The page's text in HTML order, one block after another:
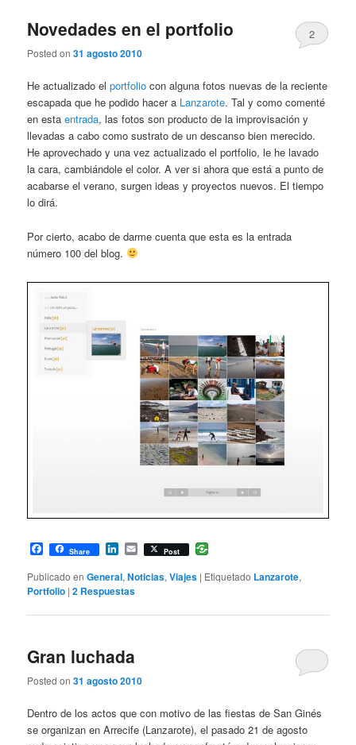
Novedades en el portfolio
Posted on31 agosto 2010
2
He actualizado elportfolio con alguna fotos nuevas de la reciente
escapada que he podido hacer a Lanzarote. Tal y como comenté
en estaentrada, las fotos son producto de la improvisación y
llevadas a cabo como sustrato de un descanso bien merecido.
He aprovechado y una vez actualizado el portfolio, le he lavado
la cara, cambiándole el color. A ver si ahora que está a punto de
acabarse el verano, surgen ideas y proyectos nuevos. El tiempo
lo dirá.
Por cierto, acabo de darme cuenta que esta es la entrada
número 100 del blog.
Facebook
Share LinkedIn
EmailPost
Publicado en General,Noticias,Viajes | Etiquetado Lanzarote,
Portfolio |2 Respuestas
Gran luchada
Posted on31 agosto 2010
Dentro de los actos que con motivo de las fiestas de San Ginés
se organizan en Arrecife (Lanzarote), el pasado 21 de agosto